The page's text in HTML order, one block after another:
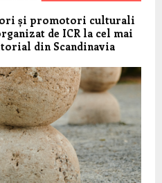
și promotori culturali
de ICR la cel mai
din Scandinavia